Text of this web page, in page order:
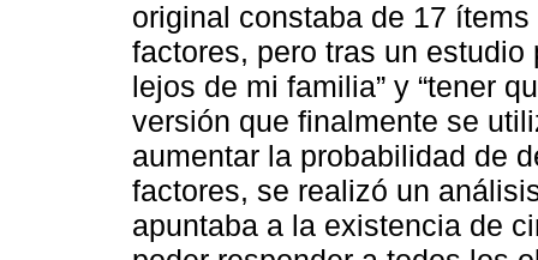
original constaba de 17
factores, pero tras un
lejos de mi familia” y “tener
versión que finalmente se
aumentar la probabilidad de
factores, se realizó un
apuntaba a la existencia de